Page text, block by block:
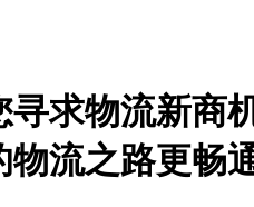
寻求物流新商
物流之路更畅